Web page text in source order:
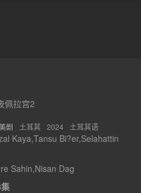
佩拉宫2
剧 土耳其 2024 土耳其语
Kaya,Tansu Bi?er,Selahattin
Sahin,Nisan Dag